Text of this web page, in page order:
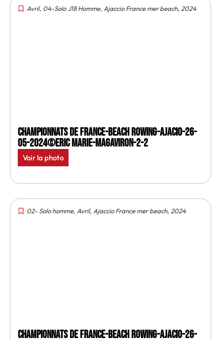
Avril, 04-Solo J18 Homme, Ajaccio France mer beach, 2024
Championnats de France-Beach rowing-Ajacio-26-
05-2024©Eric Marie-MagAviron-2-2
Voir la photo
02- Solo homme, Avril, Ajaccio France mer beach, 2024
Championnats de France-Beach rowing-Ajacio-26-